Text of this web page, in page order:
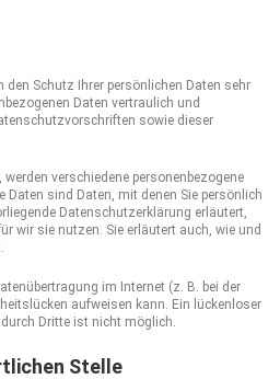
den Schutz Ihrer persönlichen Daten sehr
Daten vertraulich und
sowie dieser
verschiedene personenbezogene
Daten sind Daten, mit denen Sie persönlich
Datenschutzerklärung erläutert,
wir sie nutzen. Sie erläutert auch, wie und
im Internet (z. B. bei der
aufweisen kann. Ein lückenloser
Dritte ist nicht möglich.
Stelle